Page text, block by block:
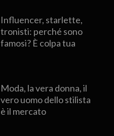
Influencer, starlette,
tronisti: perché sono
famosi? È colpa tua
Moda, la vera donna, il
vero uomo dello stilista
è il mercato